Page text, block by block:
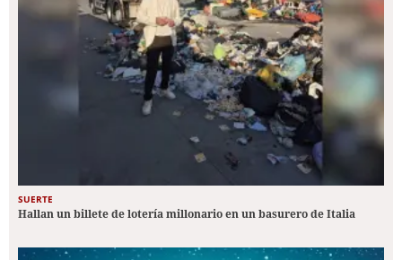
SUERTE
Hallan un billete de lotería millonario en un basurero de Italia